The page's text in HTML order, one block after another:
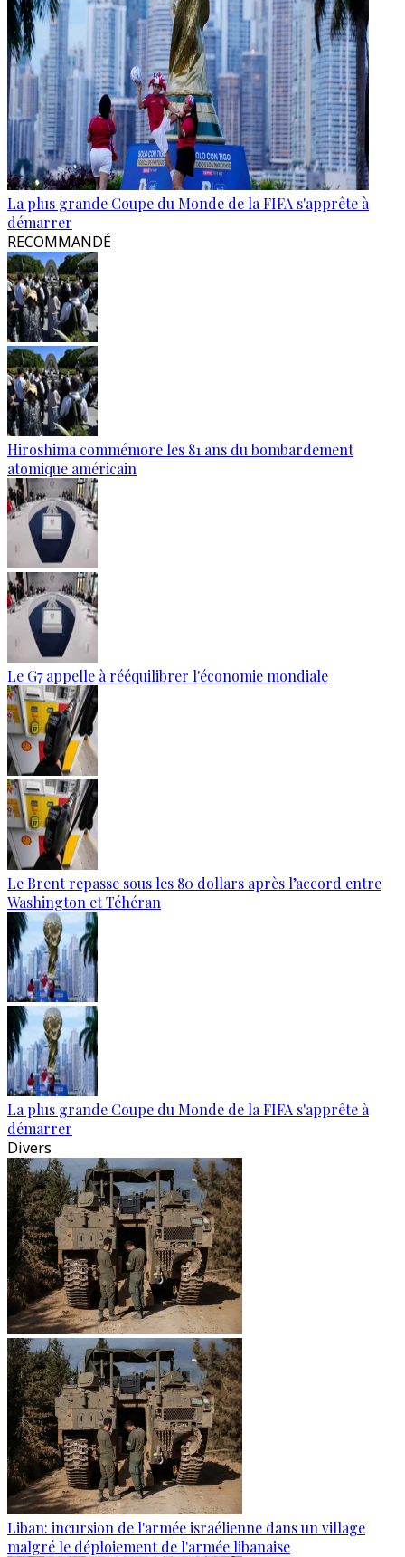
La plus grande Coupe du Monde de la FIFA s'apprête à
démarrer
RECOMMANDÉ
Hiroshima commémore les 81 ans du bombardement
atomique américain
Le G7 appelle à rééquilibrer l'économie mondiale
Le Brent repasse sous les 80 dollars après l’accord entre
Washington et Téhéran
La plus grande Coupe du Monde de la FIFA s'apprête à
démarrer
Divers
Liban: incursion de l'armée israélienne dans un village
malgré le déploiement de l'armée libanaise